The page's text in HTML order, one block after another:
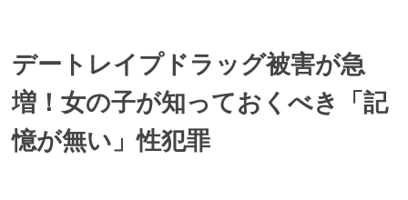
デートレイプドラッグ被害が急
増！女の子が知っておくべき「記
憶が無い」性犯罪